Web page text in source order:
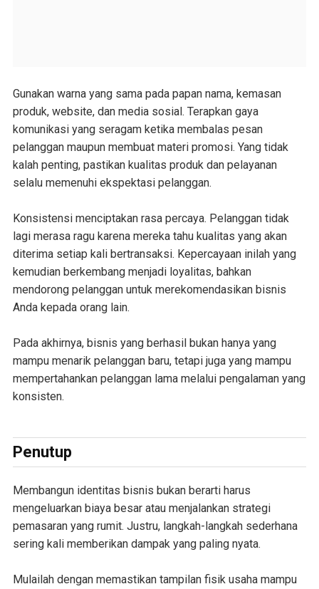
Gunakan warna yang sama pada papan nama, kemasan
produk, website, dan media sosial. Terapkan gaya
komunikasi yang seragam ketika membalas pesan
pelanggan maupun membuat materi promosi. Yang tidak
kalah penting, pastikan kualitas produk dan pelayanan
selalu memenuhi ekspektasi pelanggan.
Konsistensi menciptakan rasa percaya. Pelanggan tidak
lagi merasa ragu karena mereka tahu kualitas yang akan
diterima setiap kali bertransaksi. Kepercayaan inilah yang
kemudian berkembang menjadi loyalitas, bahkan
mendorong pelanggan untuk merekomendasikan bisnis
Anda kepada orang lain.
Pada akhirnya, bisnis yang berhasil bukan hanya yang
mampu menarik pelanggan baru, tetapi juga yang mampu
mempertahankan pelanggan lama melalui pengalaman yang
konsisten.
Penutup
Membangun identitas bisnis bukan berarti harus
mengeluarkan biaya besar atau menjalankan strategi
pemasaran yang rumit. Justru, langkah-langkah sederhana
sering kali memberikan dampak yang paling nyata.
Mulailah dengan memastikan tampilan fisik usaha mampu